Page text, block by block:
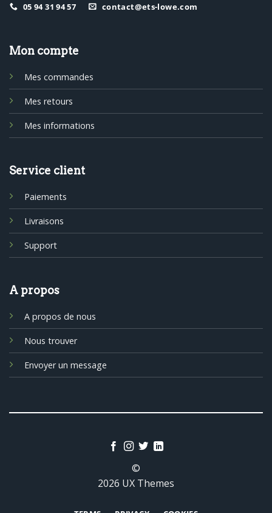
05 94 31 94 57 contact@ets-lowe.com
Mon compte
Mes commandes
Mes retours
Mes informations
Service client
Paiements
Livraisons
Support
A propos
A propos de nous
Nous trouver
Envoyer un message
©
2026 UX Themes